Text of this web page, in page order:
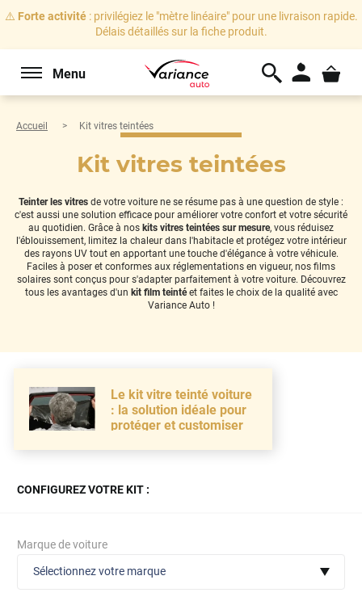
⚠️ Forte activité: privilégiez le "mètre linéaire" pour une livraison rapide.
Délais détaillés sur la fiche produit.
Menu
Accueil Kit vitres teintées
Kit vitres teintées
Teinter les vitres de votre voiture ne se résume pas à une question de style :
c'est aussi une solution efficace pour améliorer votre confort et votre sécurité
au quotidien. Grâce à nos kits vitres teintées sur mesure, vous réduisez
l'éblouissement, limitez la chaleur dans l'habitacle et protégez votre intérieur
des rayons UV tout en apportant une touche d'élégance à votre véhicule.
Faciles à poser et conformes aux réglementations en vigueur, nos films
solaires sont conçus pour s'adapter parfaitement à votre voiture. Découvrez
tous les avantages d'un kit film teintéet faites le choix de la qualité avec
Variance Auto !
Le kit vitre teinté voiture
: la solution idéale pour
protéger et customiser
CONFIGUREZ VOTRE KIT :
Marque de voiture
Sélectionnez votre marque